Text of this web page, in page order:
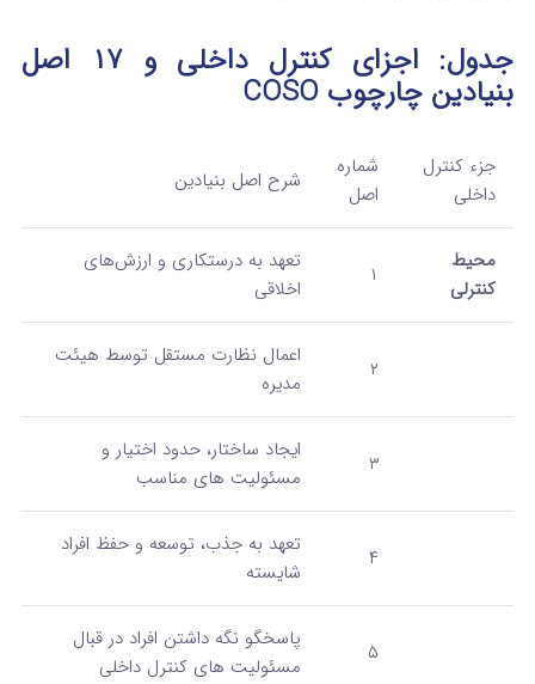
جدول: اجزای کنترل داخلی و ۱۷ اصل
بنیادین چارچوب COSO
جزء کنترل
داخلی
شماره
اصل
شرح اصل بنیادین
محیط
کنترلی
۱
تعهد به درستکاری و ارزش‌های
اخلاقی
۲
اعمال نظارت مستقل توسط هیئت
مدیره
۳
ایجاد ساختار، حدود اختیار و
مسئولیت‌ های مناسب
۴
تعهد به جذب، توسعه و حفظ افراد
شایسته
۵
پاسخگو نگه داشتن افراد در قبال
مسئولیت‌ های کنترل داخلی